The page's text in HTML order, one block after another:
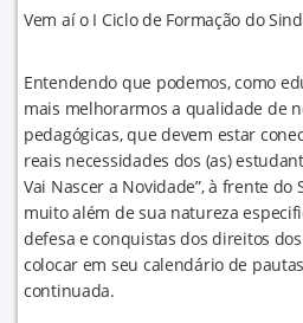
Vem aí o I Ciclo de Formação do
Entendendo que podemos, como
mais melhorarmos a qualidade de
pedagógicas, que devem estar
reais necessidades dos (as)
Vai Nascer a Novidade”, à frente do
muito além de sua natureza
defesa e conquistas dos direitos
colocar em seu calendário de
continuada.